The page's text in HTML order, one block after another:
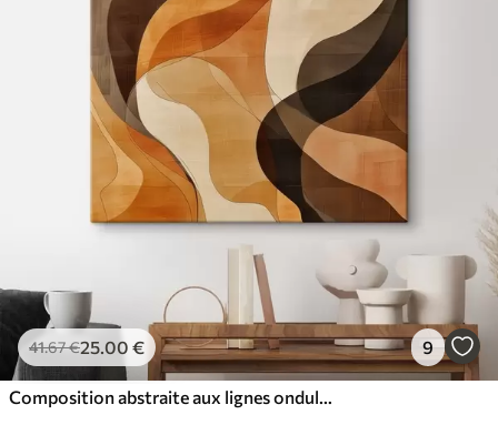
41.67€25.00 € 9
Composition abstraite aux lignes ondulées dynamiques, dans une palette de tons brun terre cuite